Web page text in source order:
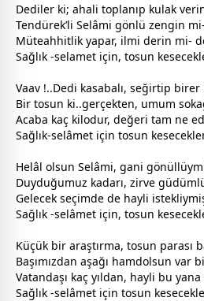
Dediler ki; ahali toplanıp kulak
Tendürek’li Selâmi gönlü zengin
Müteahhitlik yapar, ilmi derin mi-
Sağlık -selamet için, tosun
Vaav !..Dedi kasabalı, seğirtip birer
Bir tosun ki..gerçekten, umum
Acaba kaç kilodur, değeri tam ne
Sağlık-selâmet için tosun
Helâl olsun Selâmi, gani gönül
Duyduğumuz kadarı, zirve
Gelecek seçimde de hayli
Sağlık -selâmet için, tosun
Küçük bir araştırma, tosun parası
Başımızdan aşağı hamdolsun var
Vatandaşı kaç yıldan, hayli bu yana
Sağlık -selâmet için tosun